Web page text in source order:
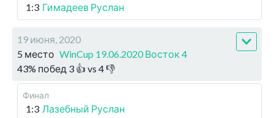
1:3 Гимадеев Руслан
19 июня, 2020
5 место WinCup 19.06.2020 Восток 4
43% побед 3 👍 vs 4👎
Финал
1:3 Лазебный Руслан